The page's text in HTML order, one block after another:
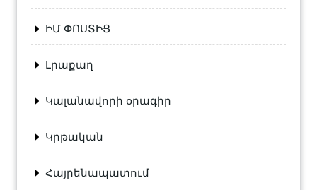
ԻՄ ՓՈՍՏԻՑ
Լրաքաղ
Կալանավորի օրագիր
Կրթական
Հայրենապատում